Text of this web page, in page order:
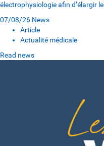
électrophysiologie afin d’élargir
07/08/26 News
Article
Actualité médicale
Read news